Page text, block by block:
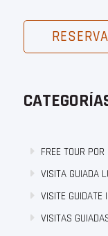
FREE TOUR POR
VISITA GUIADA
VISITE GUIDATE
VISITAS